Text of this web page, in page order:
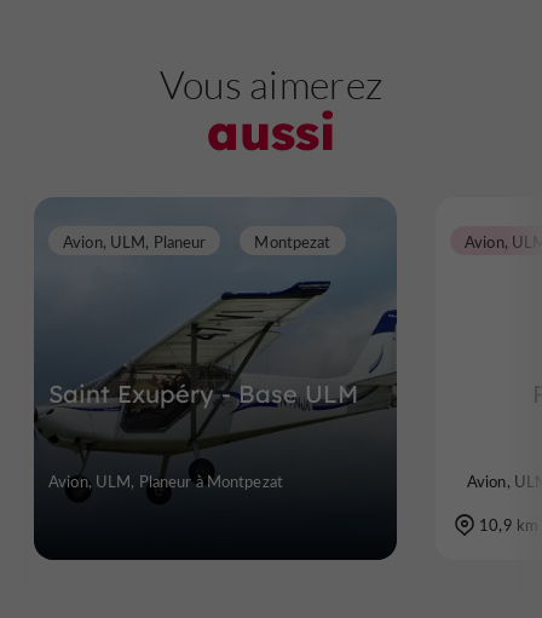
Vous aimerez
aussi
Saint Exupéry - Base ULM
Avion, ULM, Planeur Montpezat
Avion, ULM, Planeur à Montpezat Avion,
10,9 km